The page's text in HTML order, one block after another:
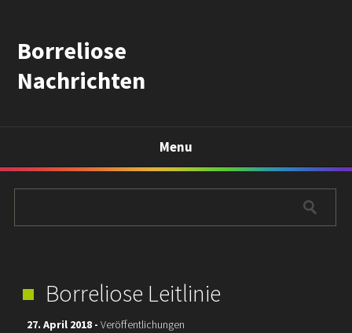
Borreliose
Nachrichten
Menu
Borreliose Leitlinie
27. April 2018 -Veröffentlichungen